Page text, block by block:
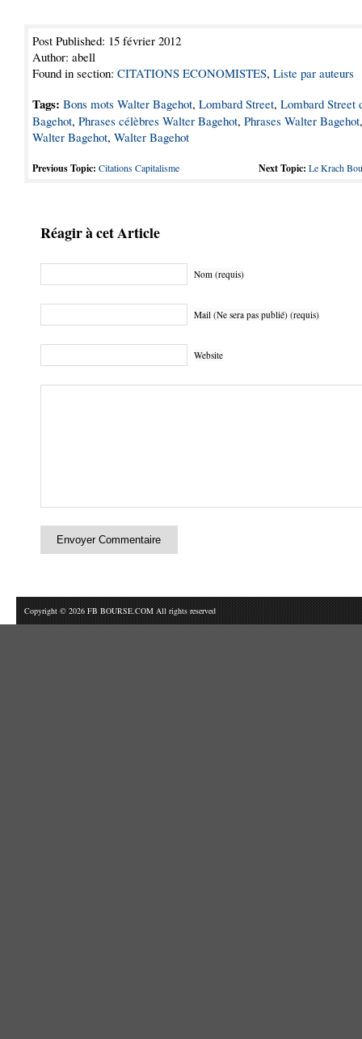
Post Published: 15 février 2012
Author: abell
Found in section: CITATIONS ECONOMISTES, Liste par auteurs
Tags: Bons mots Walter Bagehot, Lombard Street, Lombard Street
Bagehot, Phrases célèbres Walter Bagehot, Phrases Walter Bagehot
Walter Bagehot, Walter Bagehot
Previous Topic: Citations Capitalisme Next Topic: Le Krach
Réagir à cet Article
Nom (requis)
Mail (Ne sera pas publié) (requis)
Website
Copyright © 2026 FB BOURSE.COM All rights reserved